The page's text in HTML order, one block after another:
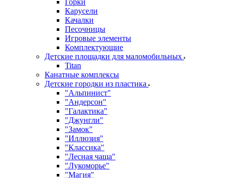
Горки
Карусели
Качалки
Песочницы
Игровые элементы
Комплектующие
Детские площадки для маломобильных
Titan
Канатные комплексы
Детские городки из пластика
"Альпинист"
"Андерсон"
"Галактика"
"Джунгли"
"Замок"
"Иллюзия"
"Классика"
"Лесная чаща"
"Лукоморье"
"Магия"